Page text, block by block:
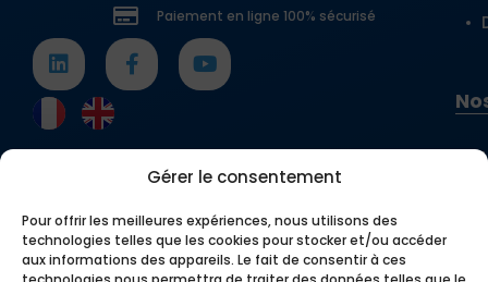
Gérer le consentement
Pour offrir les meilleures expériences, nous utilisons des
technologies telles que les cookies pour stocker et/ou accéder
aux informations des appareils. Le fait de consentir à ces
Paiement en ligne 100% sécurisé